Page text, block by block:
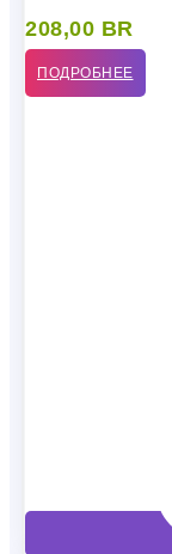
208,00 BR
ПОДРОБНЕЕ